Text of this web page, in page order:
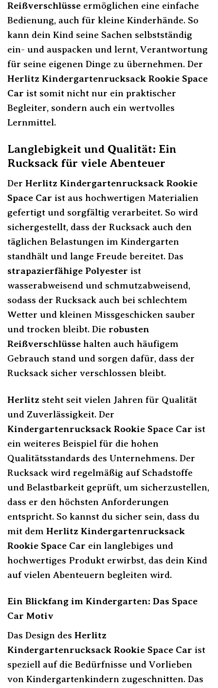
Reißverschlüsse ermöglichen eine einfache
Bedienung, auch für kleine Kinderhände. So
kann dein Kind seine Sachen selbstständig
ein- und auspacken und lernt, Verantwortung
für seine eigenen Dinge zu übernehmen. Der
Herlitz Kindergartenrucksack Rookie Space
Car ist somit nicht nur ein praktischer
Begleiter, sondern auch ein wertvolles
Lernmittel.
Langlebigkeit und Qualität: Ein
Rucksack für viele Abenteuer
Der Herlitz Kindergartenrucksack Rookie
Space Car ist aus hochwertigen Materialien
gefertigt und sorgfältig verarbeitet. So wird
sichergestellt, dass der Rucksack auch den
täglichen Belastungen im Kindergarten
standhält und lange Freude bereitet. Das
strapazierfähige Polyester ist
wasserabweisend und schmutzabweisend,
sodass der Rucksack auch bei schlechtem
Wetter und kleinen Missgeschicken sauber
und trocken bleibt. Die robusten
Reißverschlüsse halten auch häufigem
Gebrauch stand und sorgen dafür, dass der
Rucksack sicher verschlossen bleibt.
Herlitz steht seit vielen Jahren für Qualität
und Zuverlässigkeit. Der
Kindergartenrucksack Rookie Space Car ist
ein weiteres Beispiel für die hohen
Qualitätsstandards des Unternehmens. Der
Rucksack wird regelmäßig auf Schadstoffe
und Belastbarkeit geprüft, um sicherzustellen,
dass er den höchsten Anforderungen
entspricht. So kannst du sicher sein, dass du
mit dem Herlitz Kindergartenrucksack
Rookie Space Car ein langlebiges und
hochwertiges Produkt erwirbst, das dein Kind
auf vielen Abenteuern begleiten wird.
Ein Blickfang im Kindergarten: Das Space
Car Motiv
Das Design des Herlitz
Kindergartenrucksack Rookie Space Car ist
speziell auf die Bedürfnisse und Vorlieben
von Kindergartenkindern zugeschnitten. Das